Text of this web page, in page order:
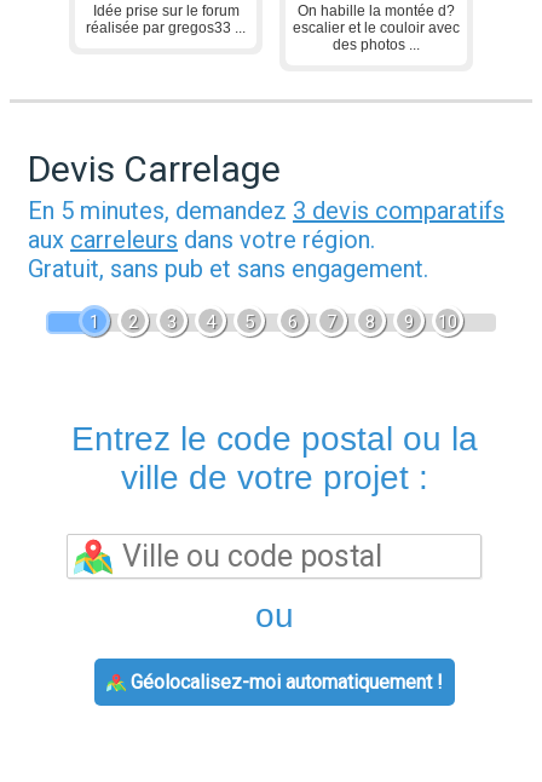
Idée prise sur le forum
réalisée par gregos33 ...
On habille la montée d?
escalier et le couloir avec
des photos ...
Devis Carrelage
En 5 minutes, demandez 3 devis comparatifs
aux carreleurs dans votre région.
Gratuit, sans pub et sans engagement.
1 2 3 4 5 6 7 8 9 10
Entrez le code postal ou la
ville de votre projet :
ou
Géolocalisez-moi automatiquement !